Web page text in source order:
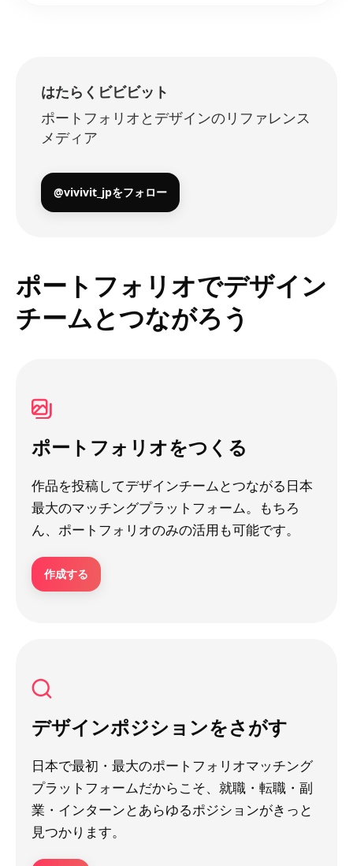
はたらくビビビット
ポートフォリオとデザインのリファレンス
メディア
@vivivit_jpをフォロー
ポートフォリオでデザイン
チームとつながろう
ポートフォリオをつくる
作品を投稿してデザインチームとつながる日本
最大のマッチングプラットフォーム。もちろ
ん、ポートフォリオのみの活用も可能です。
作成する
デザインポジションをさがす
日本で最初・最大のポートフォリオマッチング
プラットフォームだからこそ、就職・転職・副
業・インターンとあらゆるポジションがきっと
見つかります。